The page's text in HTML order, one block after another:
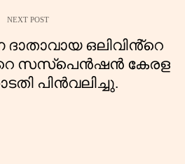
NEXT POST
ഒലിവിൻ്റെ
സസ്പെൻഷൻ കേരള
പിൻവലിച്ചു.